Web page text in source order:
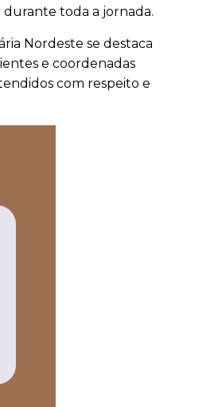
toda a jornada.
Nordeste se destaca
e coordenadas
com respeito e